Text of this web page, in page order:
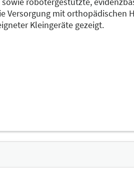
Versorgung mit orthopädischen
Kleingeräte gezeigt.